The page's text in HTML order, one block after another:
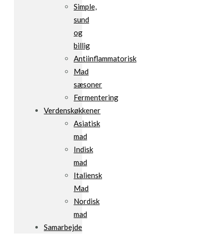
Simple,
sund
og
billig
Antiinflammatorisk
Mad
sæsoner
Fermentering
Verdenskøkkener
Asiatisk
mad
Indisk
mad
Italiensk
Mad
Nordisk
mad
Samarbejde